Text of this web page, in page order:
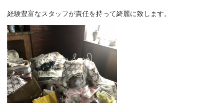
経験豊富なスタッフが責任を持って綺麗に致します。